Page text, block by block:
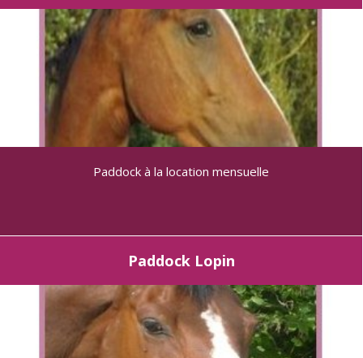
Paddock à la location mensuelle
Paddock Lopin